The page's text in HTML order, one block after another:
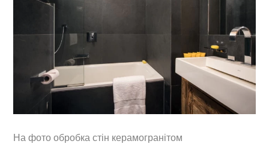
На фото обробка стін керамогранітом